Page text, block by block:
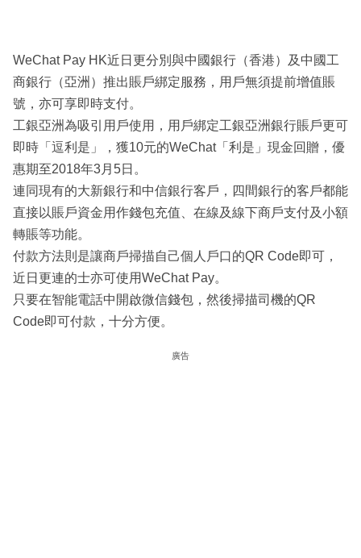
WeChat Pay HK近日更分別與中國銀行（香港）及中國工
商銀行（亞洲）推出賬戶綁定服務，用戶無須提前增值賬
號，亦可享即時支付。
工銀亞洲為吸引用戶使用，用戶綁定工銀亞洲銀行賬戶更可
即時「逗利是」，獲10元的WeChat「利是」現金回贈，優
惠期至2018年3月5日。
連同現有的大新銀行和中信銀行客戶，四間銀行的客戶都能
直接以賬戶資金用作錢包充值、在線及線下商戶支付及小額
轉賬等功能。
付款方法則是讓商戶掃描自己個人戶口的QR Code即可，
近日更連的士亦可使用WeChat Pay。
只要在智能電話中開啟微信錢包，然後掃描司機的QR
Code即可付款，十分方便。
廣告